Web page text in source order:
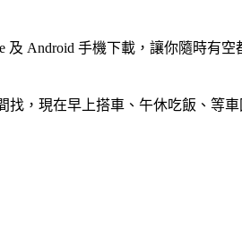
Android 手機下載，讓你隨時有
，現在早上搭車、午休吃飯、等